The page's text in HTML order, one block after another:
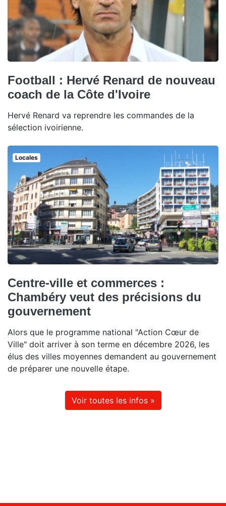
Football : Hervé Renard de nouveau
coach de la Côte d'Ivoire
Hervé Renard va reprendre les commandes de la
sélection ivoirienne.
Locales
Centre-ville et commerces :
Chambéry veut des précisions du
gouvernement
Alors que le programme national "Action Cœur de
Ville" doit arriver à son terme en décembre 2026, les
élus des villes moyennes demandent au gouvernement
de préparer une nouvelle étape.
Voir toutes les infos »